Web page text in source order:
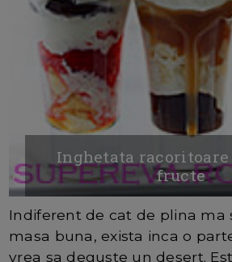
Inghetata racoritoare
fructe
Indiferent de cat de plina ma
masa buna, exista inca o
vrea sa deguste un desert.